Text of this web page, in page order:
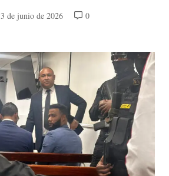
3 de junio de 2026
0